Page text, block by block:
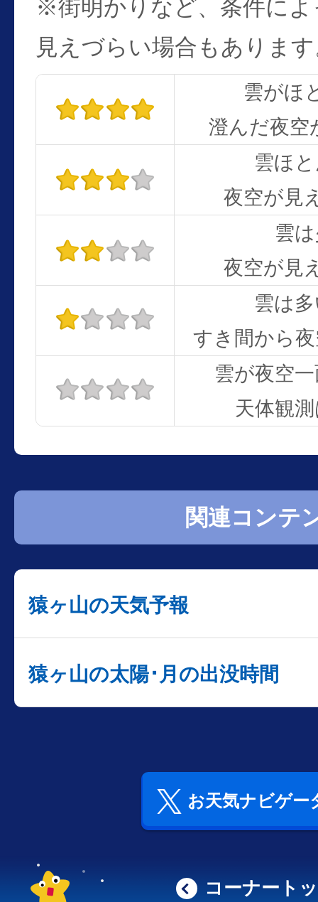
※街明かりなど、条件に
見えづらい場合もありま
雲がほ
澄んだ夜空
雲ほ
夜空が見
雲
夜空が見
雲は
すき間から
雲が夜空
天体観
関連コンテ
猿ヶ山の天気予報
猿ヶ山の太陽･月の出没時間
お天気ナビゲー
コーナート